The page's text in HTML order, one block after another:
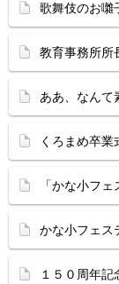
歌舞伎のお囃
教育事務所所
ああ、なんて
くろまめ卒業
「かな小フ
かな小フェス
１５０周年記